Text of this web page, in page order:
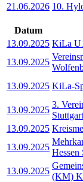
21.06.2026 10.
Datum
13.09.2025 KiLa
13.09.2025
13.09.2025 KiLa-
13.09.2025
3.
13.09.2025
13.09.2025
Hessen
13.09.2025
(KM)